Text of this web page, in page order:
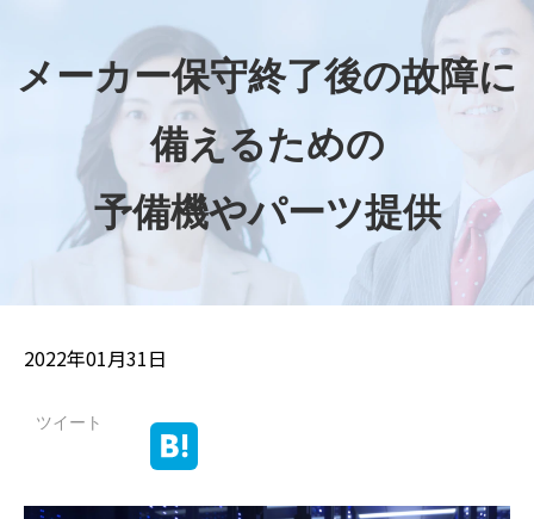
メーカー保守終了後の故障に
備えるための
予備機やパーツ提供
2022年01月31日
ツイート